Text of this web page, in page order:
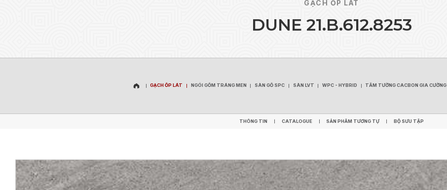
GẠCH ỐP LÁT
DUNE 21.B.612.8253
GẠCH ỐP LÁT NGÓI GỐM TRÁNG MEN SÀN GỖ SPC SÀN LVT WPC - HYBRID TẤM TƯỜNG CACBON GIA CƯỜNG
THÔNG TIN CATALOGUE SẢN PHẨM TƯƠNG TỰ BỘ SƯU TẬP